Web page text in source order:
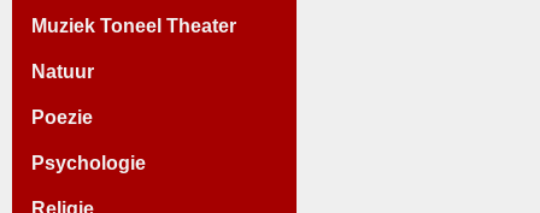
Muziek Toneel Theater
Natuur
Poezie
Psychologie
Religie